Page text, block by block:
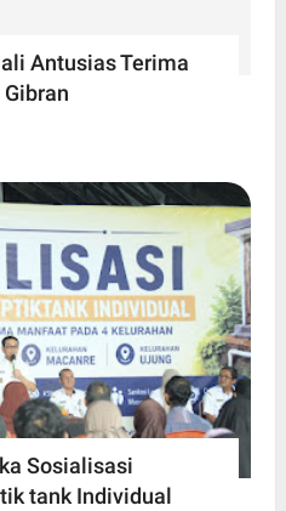
Antusias Terima
Sosialisasi
tank Individual